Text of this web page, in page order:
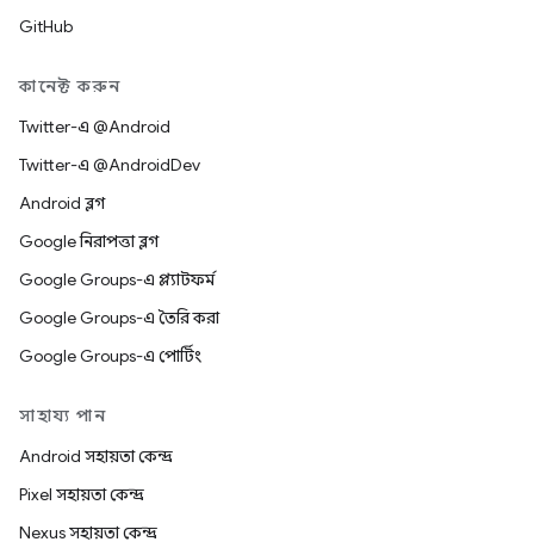
GitHub
কানেক্ট করুন
Twitter-এ @Android
Twitter-এ @AndroidDev
Android ব্লগ
Google নিরাপত্তা ব্লগ
Google Groups-এ প্ল্যাটফর্ম
Google Groups-এ তৈরি করা
Google Groups-এ পোর্টিং
সাহায্য পান
Android সহায়তা কেন্দ্র
Pixel সহায়তা কেন্দ্র
Nexus সহায়তা কেন্দ্র